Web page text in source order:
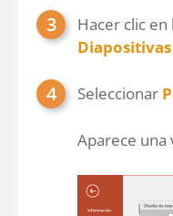
Hacer clic en
Seleccionar
Aparece una